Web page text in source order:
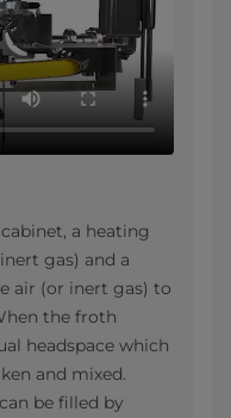
a heating
gas) and a
air (or inert gas) to
the froth
headspace which
and mixed.
be filled by